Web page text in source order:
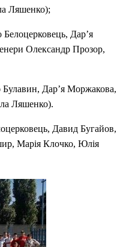
Ляшенко);
Дар’я
Олександр Прозор,
Булавин, Дар’я Моржакова,
Ляшенко).
Давид Бугайов,
Марія Клочко, Юлія